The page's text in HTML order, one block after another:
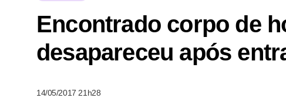
Encontrado corpo de
desapareceu após
14/05/2017 21h28